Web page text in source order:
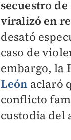
secuestro
viralizó en
desató
caso de
embargo, la
León aclaró
conflicto
custodia del